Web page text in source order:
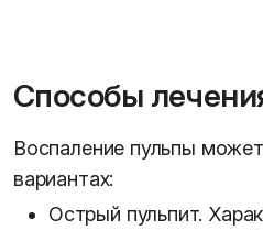
Способы
Воспаление пульпы
вариантах:
Острый пульпит.